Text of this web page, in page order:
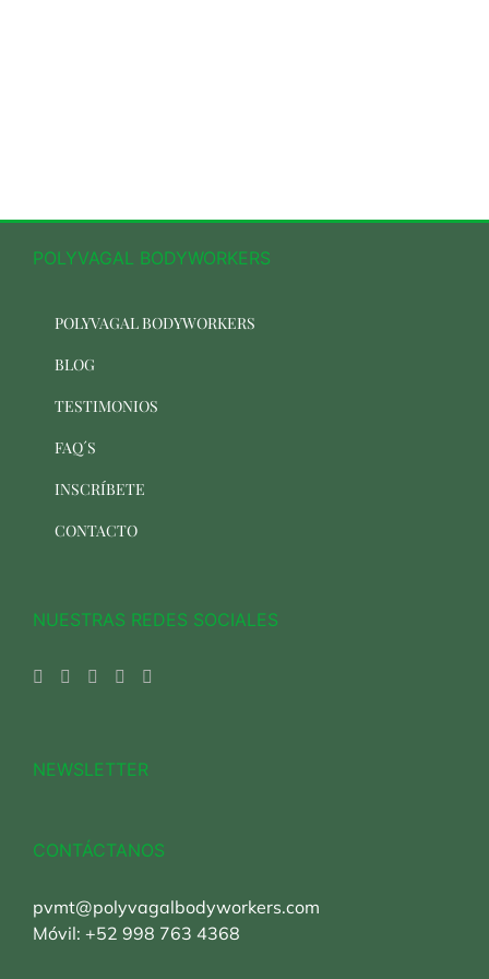
POLYVAGAL BODYWORKERS
POLYVAGAL BODYWORKERS
BLOG
TESTIMONIOS
FAQ´S
INSCRÍBETE
CONTACTO
NUESTRAS REDES SOCIALES
NEWSLETTER
CONTÁCTANOS
pvmt@polyvagalbodyworkers.com
Móvil: +52 998 763 4368